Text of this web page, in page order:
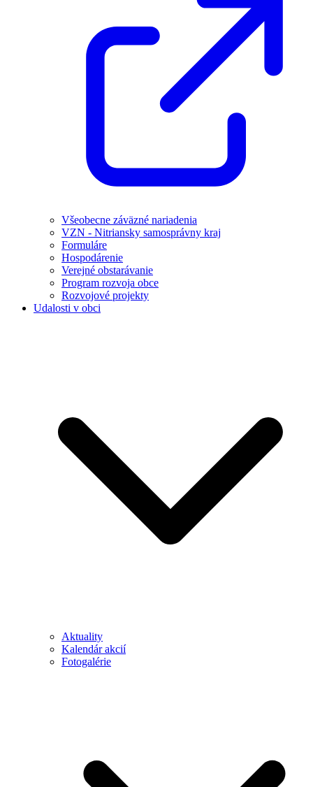
Všeobecne záväzné nariadenia
VZN - Nitriansky samosprávny kraj
Formuláre
Hospodárenie
Verejné obstarávanie
Program rozvoja obce
Rozvojové projekty
Udalosti v obci
Aktuality
Kalendár akcií
Fotogalérie